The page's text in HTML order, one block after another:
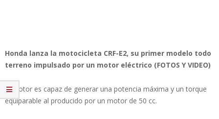
Honda lanza la motocicleta CRF-E2, su primer modelo todo
terreno impulsado por un motor eléctrico (FOTOS Y VIDEO)
El motor es capaz de generar una potencia máxima y un torque
equiparable al producido por un motor de 50 cc.